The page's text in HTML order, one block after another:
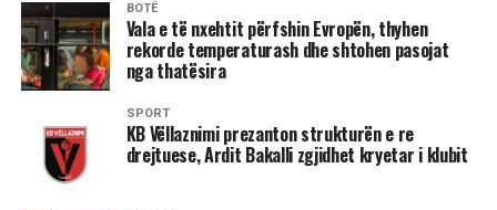
BOTË
Vala e të nxehtit përfshin Evropën, thyhen
rekorde temperaturash dhe shtohen pasojat
nga thatësira
SPORT
KB Vëllaznimi prezanton strukturën e re
drejtuese, Ardit Bakalli zgjidhet kryetar i klubit